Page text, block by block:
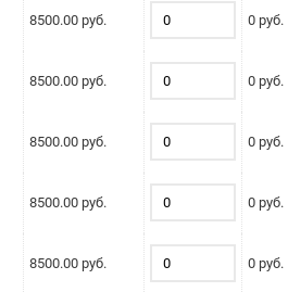
8500.00 руб. 0 руб.
8500.00 руб. 0 руб.
8500.00 руб. 0 руб.
8500.00 руб. 0 руб.
8500.00 руб. 0 руб.